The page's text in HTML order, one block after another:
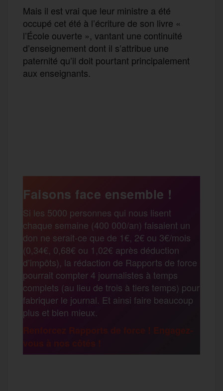
Mais il est vrai que leur ministre a été
occupé cet été à l’écriture de son livre «
l’École ouverte », vantant une continuité
d’enseignement dont il s’attribue une
paternité qu’il doit pourtant principalement
aux enseignants.
b
o
o
k
t
e
r
l
s
a
g
e
m
r
t
a
g
e
Faisons face ensemble !
Si les 5000 personnes qui nous lisent
chaque semaine (400 000/an) faisaient un
don ne serait-ce que de 1€, 2€ ou 3€/mois
(0,34€, 0,68€ ou 1,02€ après déduction
d’impôts), la rédaction de Rapports de force
pourrait compter 4 journalistes à temps
complets (au lieu de trois à tiers temps) pour
fabriquer le journal. Et ainsi faire beaucoup
plus et bien mieux.
Renforcez Rapports de force ! Engagez-
vous à nos côtés !